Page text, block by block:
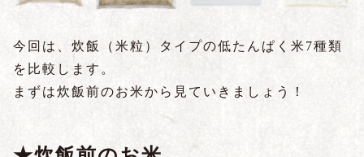
今回は、炊飯（米粒）タイプの低たんぱく米7種類
を比較します。
まずは炊飯前のお米から見ていきましょう！